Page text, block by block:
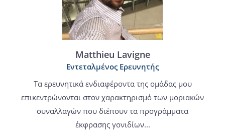
Matthieu Lavigne
Εντεταλμένος Ερευνητής
Τα ερευνητικά ενδιαφέροντα της ομάδας μου
επικεντρώνονται στον χαρακτηρισμό των μοριακών
συναλλαγών που διέπουν τα προγράμματα
έκφρασης γονιδίων...